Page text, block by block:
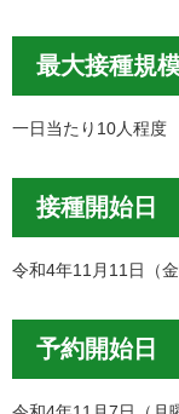
最大接種規
一日当たり10人程度
接種開始日
令和4年11月11日（金
予約開始日